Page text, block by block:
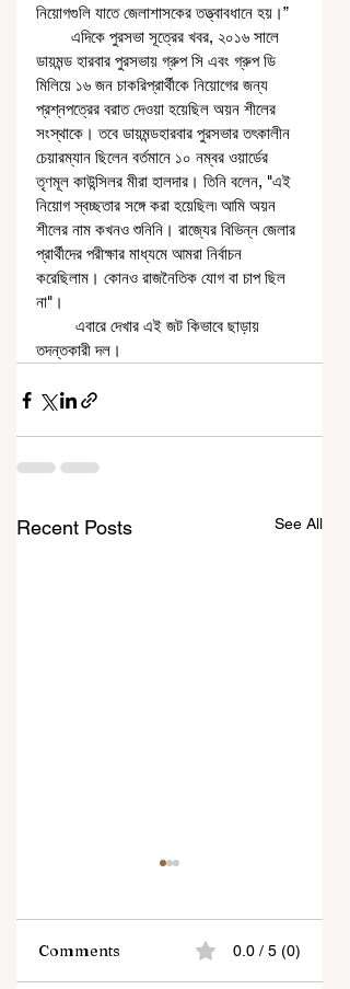
নিয়োগগুলি যাতে জেলাশাসকের তত্ত্বাবধানে হয়।”
ডায়মন্ড হারবার পুরসভায় গ্রুপ সি এবং গ্রুপ ডি
মিলিয়ে ১৬ জন চাকরিপ্রার্থীকে নিয়োগের জন্য
প্রশ্নপত্রের বরাত দেওয়া হয়েছিল অয়ন শীলের
সংস্থাকে। তবে ডায়মন্ডহারবার পুরসভার তৎকালীন
চেয়ারম্যান ছিলেন বর্তমানে ১০ নম্বর ওয়ার্ডের
তৃণমূল কাউন্সিলর মীরা হালদার। তিনি বলেন, "এই
নিয়োগ স্বচ্ছতার সঙ্গে করা হয়েছিল৷ আমি অয়ন
শীলের নাম কখনও শুনিনি। রাজ্যের বিভিন্ন জেলার
প্রার্থীদের পরীক্ষার মাধ্যমে আমরা নির্বাচন
করেছিলাম। কোনও রাজনৈতিক যোগ বা চাপ ছিল
না"।
তদন্তকারী দল।
Recent Posts See All
Comments 0.0 / 5 (0)